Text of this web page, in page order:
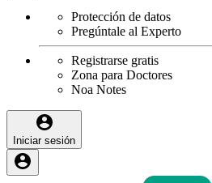
Protección de datos
Pregúntale al Experto
Registrarse gratis
Zona para Doctores
Noa Notes
Iniciar sesión